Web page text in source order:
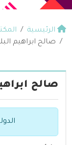
الرئيسية
صالح ابراهيم
صالح